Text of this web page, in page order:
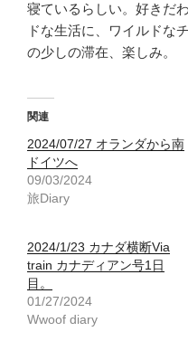
寝ているらしい。好きだ
ドな生活に、ワイルドな
の少しの滞在、楽しみ。
関連
2024/07/27 オランダから南
ドイツへ
09/03/2024
旅Diary
2024/1/23 カナダ横断Via
train カナディアン号1日
目。
01/27/2024
Wwoof diary